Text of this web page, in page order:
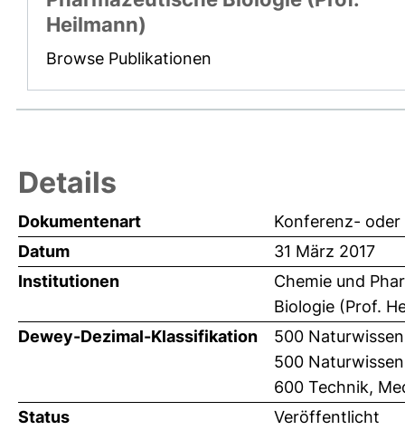
Heilmann)
Browse Publikationen
Details
Dokumentenart
Konferenz-
Datum
31 März 2017
Institutionen
Chemie und
Biologie (Prof.
Dewey-Dezimal-Klassifikation
500
500
600 Technik,
Status
Veröffentlicht